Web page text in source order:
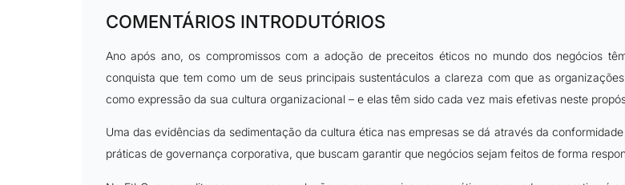
COMENTÁRIOS INTRODUTÓRIOS
Ano após ano, os compromissos com a adoção de preceitos éticos no mundo dos negócios
conquista que tem como um de seus principais sustentáculos a clareza com que as
como expressão da sua cultura organizacional – e elas têm sido cada vez mais efetivas neste
Uma das evidências da sedimentação da cultura ética nas empresas se dá através da
práticas de governança corporativa, que buscam garantir que negócios sejam feitos de forma